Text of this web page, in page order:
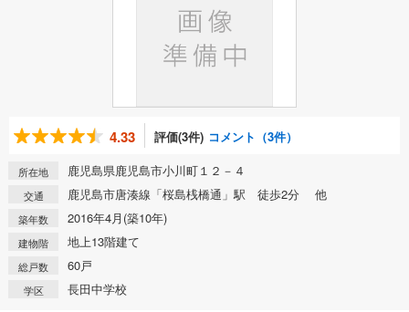
4.33 評価(3件) コメント（3件）
所在地 鹿児島県鹿児島市小川町１２－４
交通 鹿児島市唐湊線「桜島桟橋通」駅 徒歩2分 他
築年数 2016年4月(築10年)
建物階 地上13階建て
総戸数 60戸
学区 長田中学校